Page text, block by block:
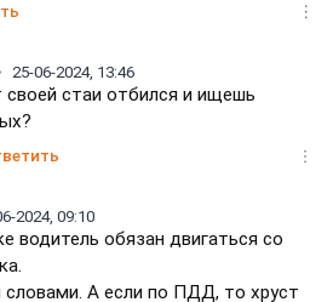
25-06-2024, 13:46
стаи отбился и ищешь
2024, 09:10
водитель обязан двигаться со
словами. А если по ПДД, то хруст